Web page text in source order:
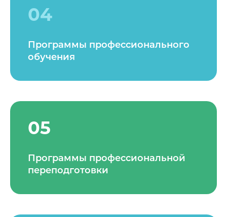
04
Программы профессионального
обучения
05
Программы профессиональной
переподготовки